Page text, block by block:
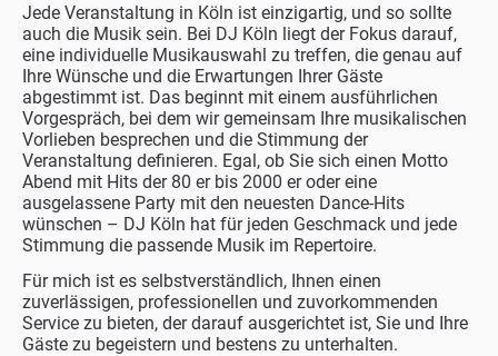
Jede Veranstaltung in Köln ist einzigartig, und so sollte
auch die Musik sein. Bei DJ Köln liegt der Fokus darauf,
eine individuelle Musikauswahl zu treffen, die genau auf
Ihre Wünsche und die Erwartungen Ihrer Gäste
abgestimmt ist. Das beginnt mit einem ausführlichen
Vorgespräch, bei dem wir gemeinsam Ihre musikalischen
Vorlieben besprechen und die Stimmung der
Veranstaltung definieren. Egal, ob Sie sich einen Motto
Abend mit Hits der 80 er bis 2000 er oder eine
ausgelassene Party mit den neuesten Dance-Hits
wünschen – DJ Köln hat für jeden Geschmack und jede
Stimmung die passende Musik im Repertoire.
Für mich ist es selbstverständlich, Ihnen einen
zuverlässigen, professionellen und zuvorkommenden
Service zu bieten, der darauf ausgerichtet ist, Sie und Ihre
Gäste zu begeistern und bestens zu unterhalten.